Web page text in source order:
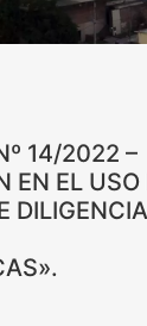
14/2022 –
EN EL USO